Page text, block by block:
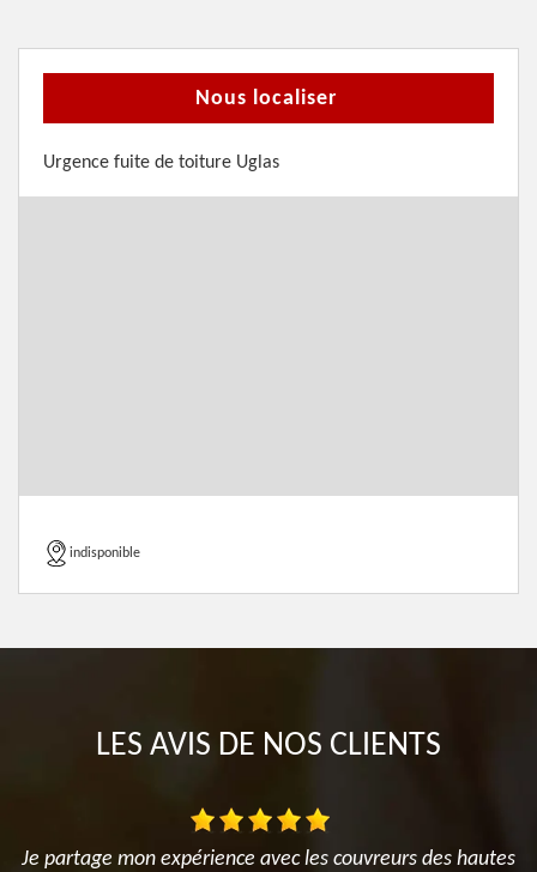
Nous localiser
Urgence fuite de toiture Uglas
indisponible
LES AVIS DE NOS CLIENTS
Je partage mon expérience avec les couvreurs des hautes